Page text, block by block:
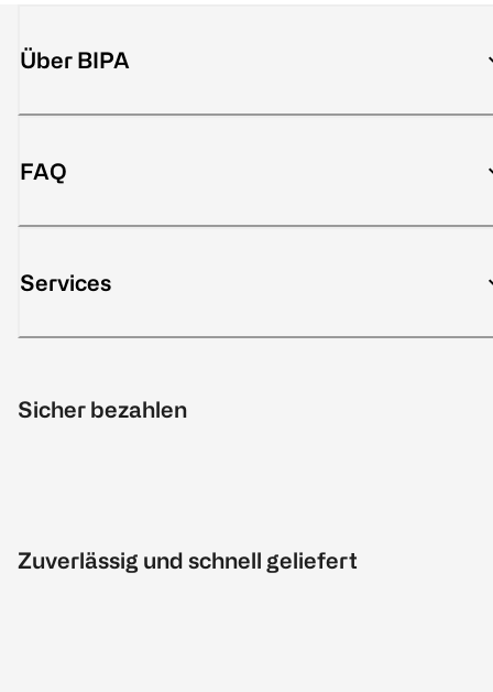
Über BIPA
FAQ
Services
Sicher bezahlen
Zuverlässig und schnell geliefert